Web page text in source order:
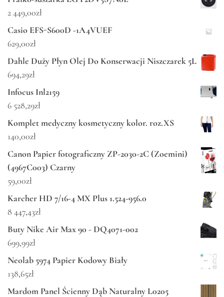
2 449,00zł
Casio EFS-S600D -1A4VUEF
629,00zł
Dahle Duży Płyn Olej Do Konserwacji Niszczarek 5L
694,29zł
Infocus Inl2159
6 528,29zł
Komplet medyczny kosmetyczny kolor. roz.XS
140,00zł
Canon Papier fotograficzny ZP-2030-2C (Zoemini)
(4967C003) Czarny
59,00zł
Karcher HD 7/16-4 MX Plus 1.524-956.0
8 447,43zł
Buty Nike Air Max 90 - DQ4071-002
699,99zł
Neolab 5974 Papier Kodowy Biały
138,65zł
Mardom Panel Ścienny Dąb Naturalny L0205